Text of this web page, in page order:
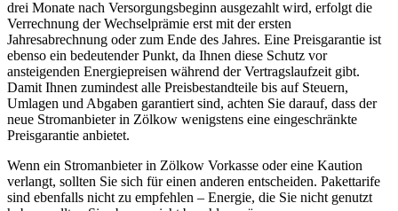
drei Monate nach Versorgungsbeginn ausgezahlt wird, erfolgt die
Verrechnung der Wechselprämie erst mit der ersten
Jahresabrechnung oder zum Ende des Jahres. Eine Preisgarantie ist
ebenso ein bedeutender Punkt, da Ihnen diese Schutz vor
ansteigenden Energiepreisen während der Vertragslaufzeit gibt.
Damit Ihnen zumindest alle Preisbestandteile bis auf Steuern,
Umlagen und Abgaben garantiert sind, achten Sie darauf, dass der
neue Stromanbieter in Zölkow wenigstens eine eingeschränkte
Preisgarantie anbietet.
Wenn ein Stromanbieter in Zölkow Vorkasse oder eine Kaution
verlangt, sollten Sie sich für einen anderen entscheiden. Pakettarife
sind ebenfalls nicht zu empfehlen – Energie, die Sie nicht genutzt